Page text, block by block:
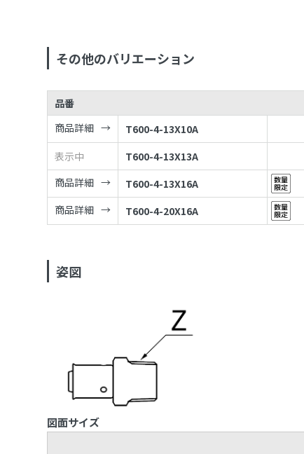
その他のバリエーション
品番
商品詳細
T600-4-13X10A
表示中
T600-4-13X13A
商品詳細
T600-4-13X16A
商品詳細
T600-4-20X16A
姿図
図面サイズ